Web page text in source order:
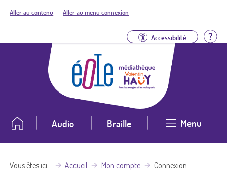
Aller au contenu Aller au menu connexion
Accessibilité
Audio Braille Menu
Vous êtes ici Accueil Mon compte Connexion